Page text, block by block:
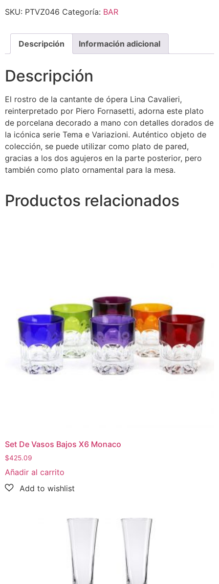
SKU: PTVZ046 Categoría: BAR
Descripción Información adicional
Descripción
El rostro de la cantante de ópera Lina Cavalieri,
reinterpretado por Piero Fornasetti, adorna este plato
de porcelana decorado a mano con detalles dorados de
la icónica serie Tema e Variazioni. Auténtico objeto de
colección, se puede utilizar como plato de pared,
gracias a los dos agujeros en la parte posterior, pero
también como plato ornamental para la mesa.
Productos relacionados
Set De Vasos Bajos X6 Monaco
$425.09
Añadir al carrito